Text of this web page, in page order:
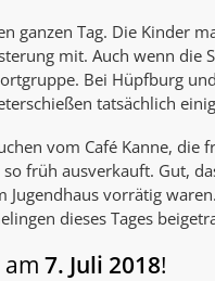
ganzen Tag. Die Kinder
mit. Auch wenn die
Bei Hüpfburg
tatsächlich
vom Café Kanne,
früh ausverkauft. Gut,
Jugendhaus vorrätig
dieses Tages
am7. Juli 2018!